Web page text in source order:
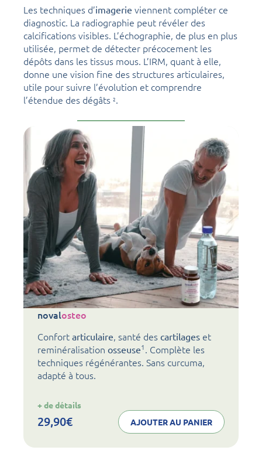
Les techniques d’imagerie viennent compléter ce
diagnostic. La radiographie peut révéler des
calcifications visibles. L’échographie, de plus en plus
utilisée, permet de détecter précocement les
dépôts dans les tissus mous. L’IRM, quant à elle,
donne une vision fine des structures articulaires,
utile pour suivre l’évolution et comprendre
l’étendue des dégâts 2.
novalosteo
Confort articulaire, santé des cartilages et
reminéralisation osseuse1. Complète les
techniques régénérantes. Sans curcuma,
adapté à tous.
+ de détails
osteo
29,90€ AJOUTER AU PANIER